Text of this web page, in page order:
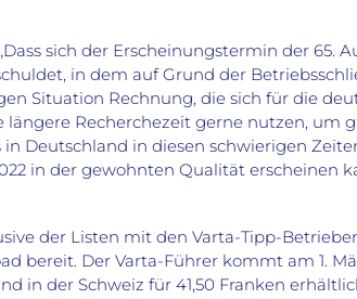
sich der Erscheinungstermin der 65.
in dem auf Grund der
Situation Rechnung, die sich für die
längere Recherchezeit gerne nutzen,
Deutschland in diesen schwierigen
in der gewohnten Qualität erscheinen
der Listen mit den Varta-Tipp-
bereit. Der Varta-Führer kommt am 1.
in der Schweiz für 41,50 Franken